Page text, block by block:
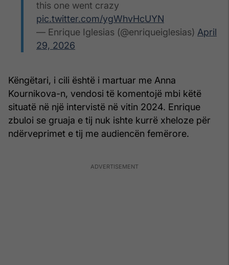
this one went crazy
pic.twitter.com/ygWhvHcUYN
— Enrique Iglesias (@enriqueiglesias) April
29, 2026
Këngëtari, i cili është i martuar me Anna
Kournikova-n, vendosi të komentojë mbi këtë
situatë në një intervistë në vitin 2024. Enrique
zbuloi se gruaja e tij nuk ishte kurrë xheloze për
ndërveprimet e tij me audiencën femërore.